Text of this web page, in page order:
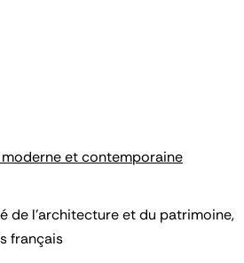
et contemporaine
de l’architecture et du patrimoine,
français